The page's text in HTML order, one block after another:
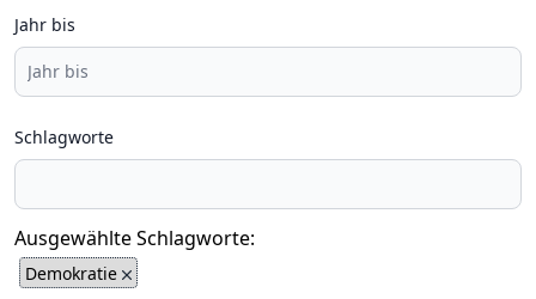
Jahr bis
Schlagworte
Ausgewählte Schlagworte:
Demokratie